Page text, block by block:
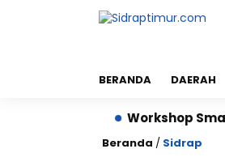
BERANDA DAERAH
Workshop Smart
Beranda / Sidrap